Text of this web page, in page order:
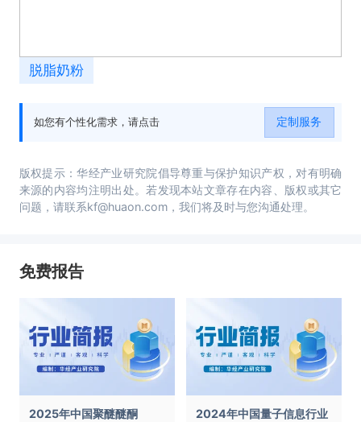
脱脂奶粉
如您有个性化需求，请点击 定制服务
版权提示：华经产业研究院倡导尊重与保护知识产权，对有明确
来源的内容均注明出处。若发现本站文章存在内容、版权或其它
问题，请联系kf@huaon.com，我们将及时与您沟通处理。
免费报告
2025年中国聚醚醚酮
2024年中国量子信息行业